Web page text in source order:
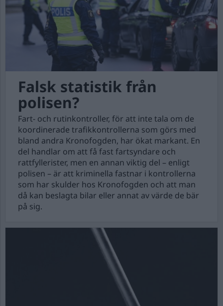
Falsk statistik från
polisen?
Fart- och rutinkontroller, för att inte tala om de
koordinerade trafikkontrollerna som görs med
bland andra Kronofogden, har ökat markant. En
del handlar om att få fast fartsyndare och
rattfyllerister, men en annan viktig del – enligt
polisen – är att kriminella fastnar i kontrollerna
som har skulder hos Kronofogden och att man
då kan beslagta bilar eller annat av värde de bär
på sig.